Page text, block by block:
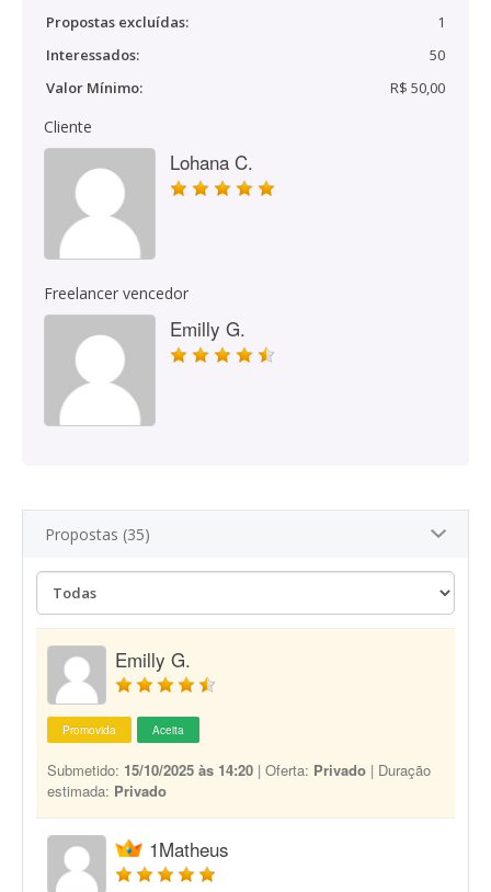
Propostas excluídas:
1
Interessados:
50
Valor Mínimo:
R$ 50,00
Cliente
Lohana C.
Freelancer vencedor
Emilly G.
Propostas (35)
Emilly G.
Promovida Aceita
Submetido: 15/10/2025 às 14:20 | Oferta: Privado | Duração
estimada: Privado
1Matheus